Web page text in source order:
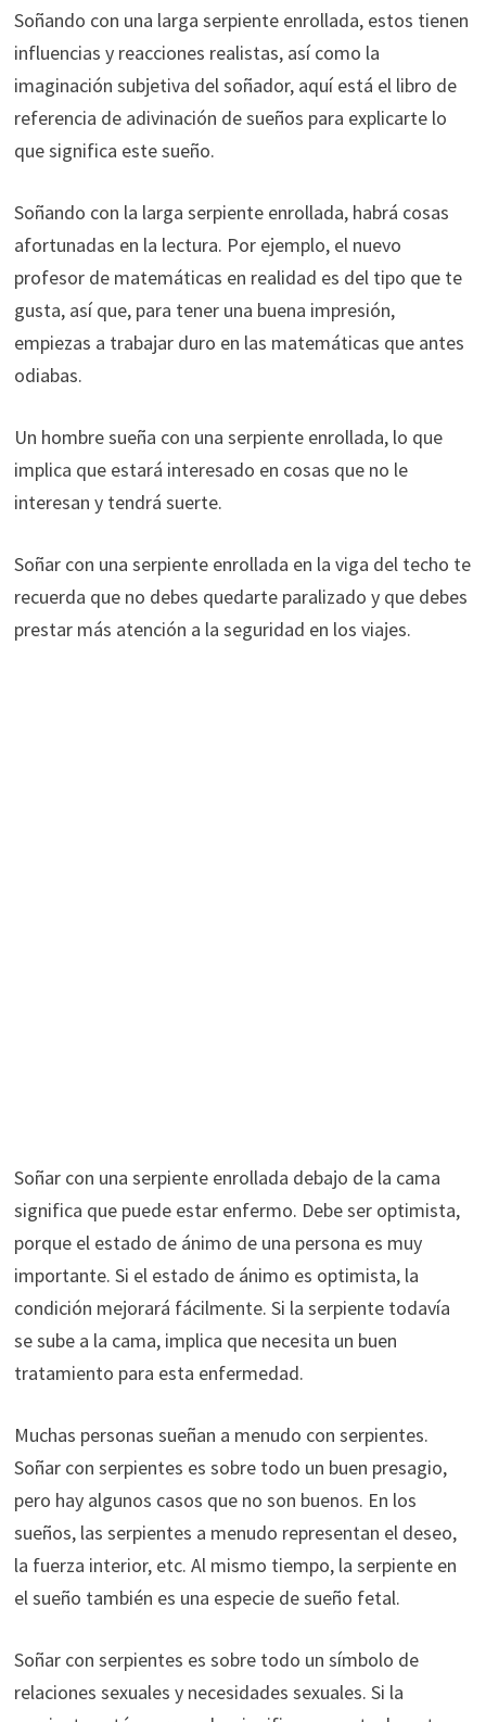
Soñando con una larga serpiente enrollada, estos tienen
influencias y reacciones realistas, así como la
imaginación subjetiva del soñador, aquí está el libro de
referencia de adivinación de sueños para explicarte lo
que significa este sueño.
Soñando con la larga serpiente enrollada, habrá cosas
afortunadas en la lectura. Por ejemplo, el nuevo
profesor de matemáticas en realidad es del tipo que te
gusta, así que, para tener una buena impresión,
empiezas a trabajar duro en las matemáticas que antes
odiabas.
Un hombre sueña con una serpiente enrollada, lo que
implica que estará interesado en cosas que no le
interesan y tendrá suerte.
Soñar con una serpiente enrollada en la viga del techo te
recuerda que no debes quedarte paralizado y que debes
prestar más atención a la seguridad en los viajes.
Soñar con una serpiente enrollada debajo de la cama
significa que puede estar enfermo. Debe ser optimista,
porque el estado de ánimo de una persona es muy
importante. Si el estado de ánimo es optimista, la
condición mejorará fácilmente. Si la serpiente todavía
se sube a la cama, implica que necesita un buen
tratamiento para esta enfermedad.
Muchas personas sueñan a menudo con serpientes.
Soñar con serpientes es sobre todo un buen presagio,
pero hay algunos casos que no son buenos. En los
sueños, las serpientes a menudo representan el deseo,
la fuerza interior, etc. Al mismo tiempo, la serpiente en
el sueño también es una especie de sueño fetal.
Soñar con serpientes es sobre todo un símbolo de
relaciones sexuales y necesidades sexuales. Si la